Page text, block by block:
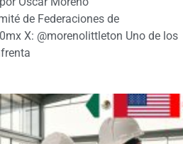
de Federaciones de
X: @morenolittleton Uno de los